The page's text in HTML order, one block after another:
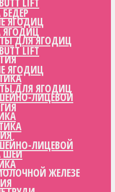
ЯГОДИЦ
ДЛЯ ЯГОДИЦ
ЛИЦЕВОЙ
ШЕИ
ЖЕЛЕЗЕ
LIFT
ЯГОДИЦ
ДЛЯ ЯГОДИЦ
ЛИЦЕВОЙ